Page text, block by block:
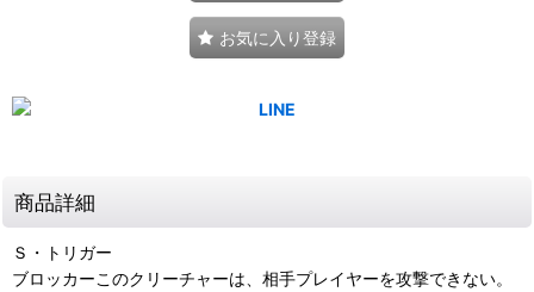
お気に入り登録
商品詳細
Ｓ・トリガー
ブロッカーこのクリーチャーは、相手プレイヤーを攻撃できない。